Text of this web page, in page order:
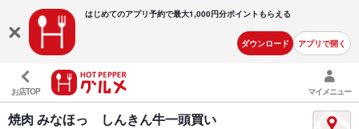
はじめてのアプリ予約で最大1,000円分ポイントもらえる
ダウンロード アプリで開く
お店TOP マイメニュー
焼肉 みなほっ しんきん牛一頭買い